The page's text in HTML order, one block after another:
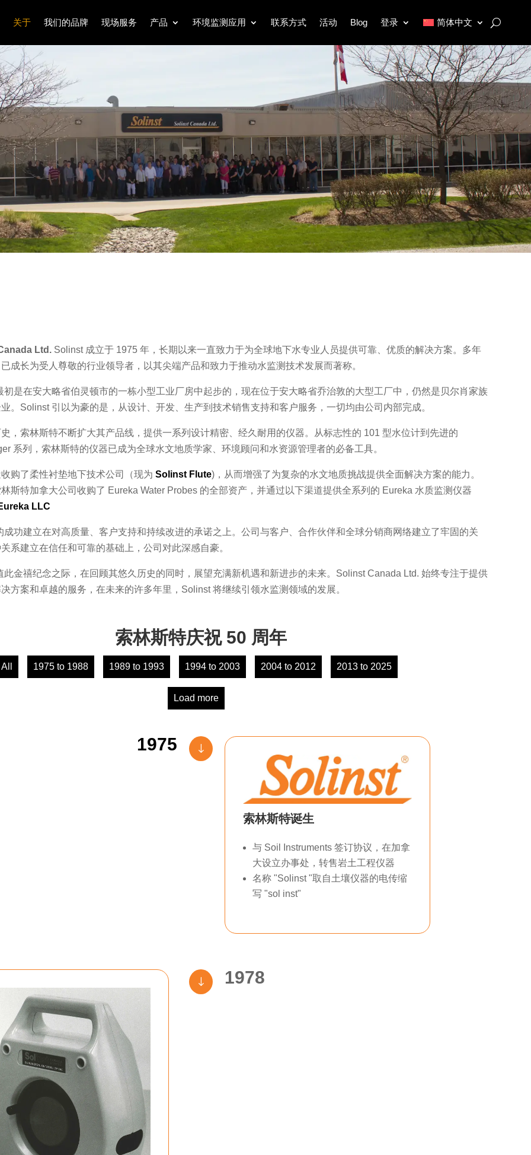
关于 我们的品牌 现场服务 产品 环境监测应用 联系方式 活动 Blog 登录 简体中文
Ltd. Solinst 成立于 1975 年，长期以来一直致力于为全球地下水专业人员提供可靠、优质的解决方案。多年
成长为受人尊敬的行业领导者，以其尖端产品和致力于推动水监测技术发展而著称。
初是在安大略省伯灵顿市的一栋小型工业厂房中起步的，现在位于安大略省乔治敦的大型工厂中，仍然是贝尔肖家族
。Solinst 引以为豪的是，从设计、开发、生产到技术销售支持和客户服务，一切均由公司内部完成。
，索林斯特不断扩大其产品线，提供一系列设计精密、经久耐用的仪器。从标志性的 101 型水位计到先进的
系列，索林斯特的仪器已成为全球水文地质学家、环境顾问和水资源管理者的必备工具。
购了柔性衬垫地下技术公司（现为Solinst Flute)，从而增强了为复杂的水文地质挑战提供全面解决方案的能力。
斯特加拿大公司收购了 Eureka Water Probes 的全部资产，并通过以下渠道提供全系列的 Eureka 水质监测仪器
LLC
成功建立在对高质量、客户支持和持续改进的承诺之上。公司与客户、合作伙伴和全球分销商网络建立了牢固的关
系建立在信任和可靠的基础上，公司对此深感自豪。
此金禧纪念之际，在回顾其悠久历史的同时，展望充满新机遇和新进步的未来。Solinst Canada Ltd. 始终专注于提供
方案和卓越的服务，在未来的许多年里，Solinst 将继续引领水监测领域的发展。
索林斯特庆祝 50 周年
All 1975 to 1988 1989 to 1993 1994 to 2003 2004 to 2012 2013 to 2025
Load more
1975
索林斯特诞生
与 Soil Instruments 签订协议，在加拿
大设立办事处，转售岩土工程仪器
名称 "Solinst "取自土壤仪器的电传缩
写 "sol inst"
"
1978
"